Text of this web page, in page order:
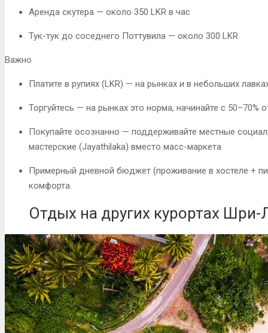
Аренда скутера — около 350 LKR в час
Тук-тук до соседнего Поттувила — около 300 LKR
Важно
Платите в рупиях (LKR) — на рынках и в небольших
Торгуйтесь — на рынках это норма, начинайте с 50–70%
Покупайте осознанно — поддерживайте местные
мастерские (Jayathilaka) вместо масс-маркета
Примерный дневной бюджет (проживание в хостеле +
комфорта.
Отдых на других курортах Шри-